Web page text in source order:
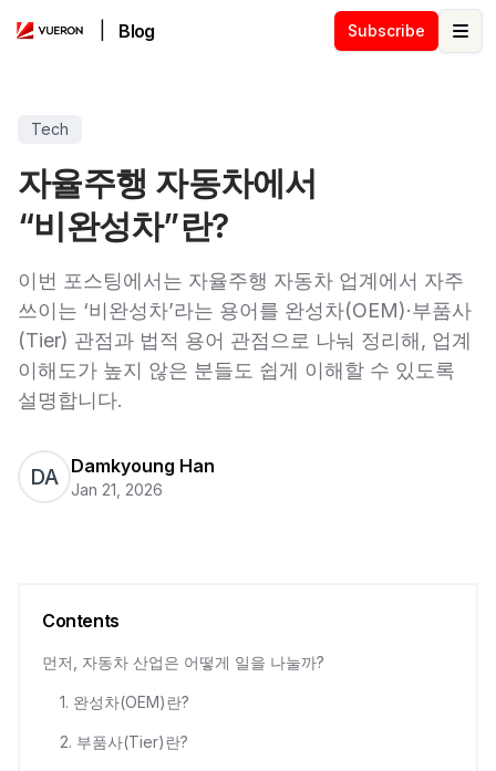
Blog Subscribe
Tech
자율주행 자동차에서
“비완성차”란?
이번 포스팅에서는 자율주행 자동차 업계에서 자주
쓰이는 ‘비완성차’라는 용어를 완성차(OEM)·부품사
(Tier) 관점과 법적 용어 관점으로 나눠 정리해, 업계
이해도가 높지 않은 분들도 쉽게 이해할 수 있도록
설명합니다.
DA Damkyoung Han
Jan 21, 2026
Contents
먼저, 자동차 산업은 어떻게 일을 나눌까?
1. 완성차(OEM)란?
2. 부품사(Tier)란?